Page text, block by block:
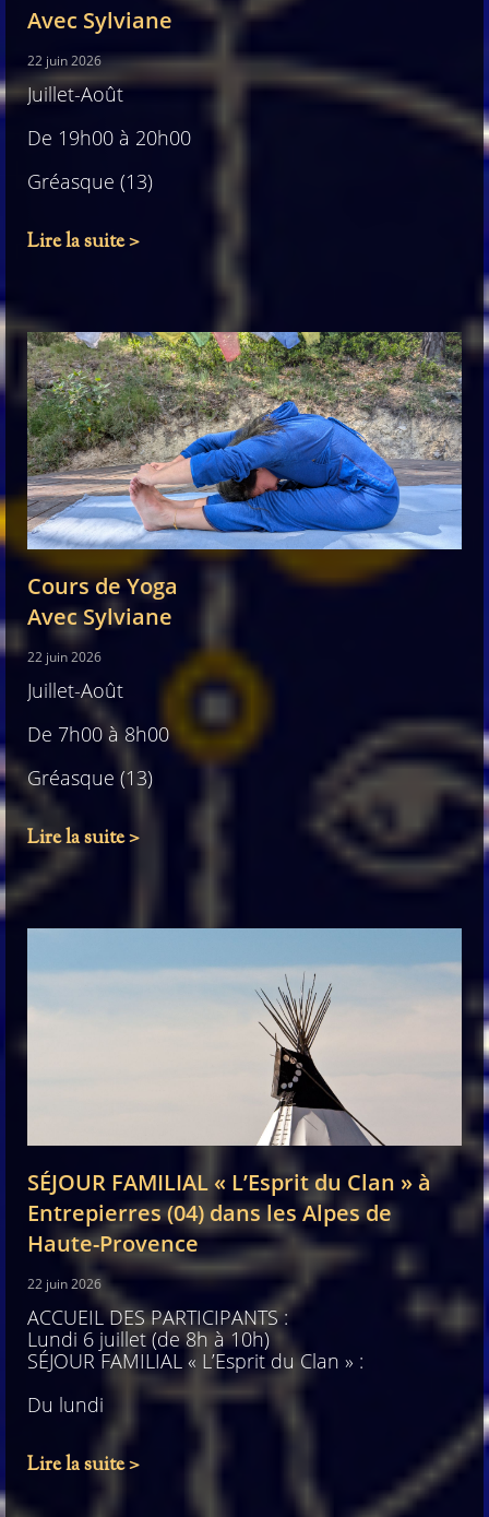
Avec Sylviane
22 juin 2026
Juillet-Août
De 19h00 à 20h00
Gréasque (13)
Lire la suite >
Cours de Yoga
Avec Sylviane
22 juin 2026
Juillet-Août
De 7h00 à 8h00
Gréasque (13)
Lire la suite >
SÉJOUR FAMILIAL « L’Esprit du Clan » à
Entrepierres (04) dans les Alpes de
Haute-Provence
22 juin 2026
ACCUEIL DES PARTICIPANTS :
Lundi 6 juillet (de 8h à 10h)
SÉJOUR FAMILIAL « L’Esprit du Clan » :
Du lundi
Lire la suite >